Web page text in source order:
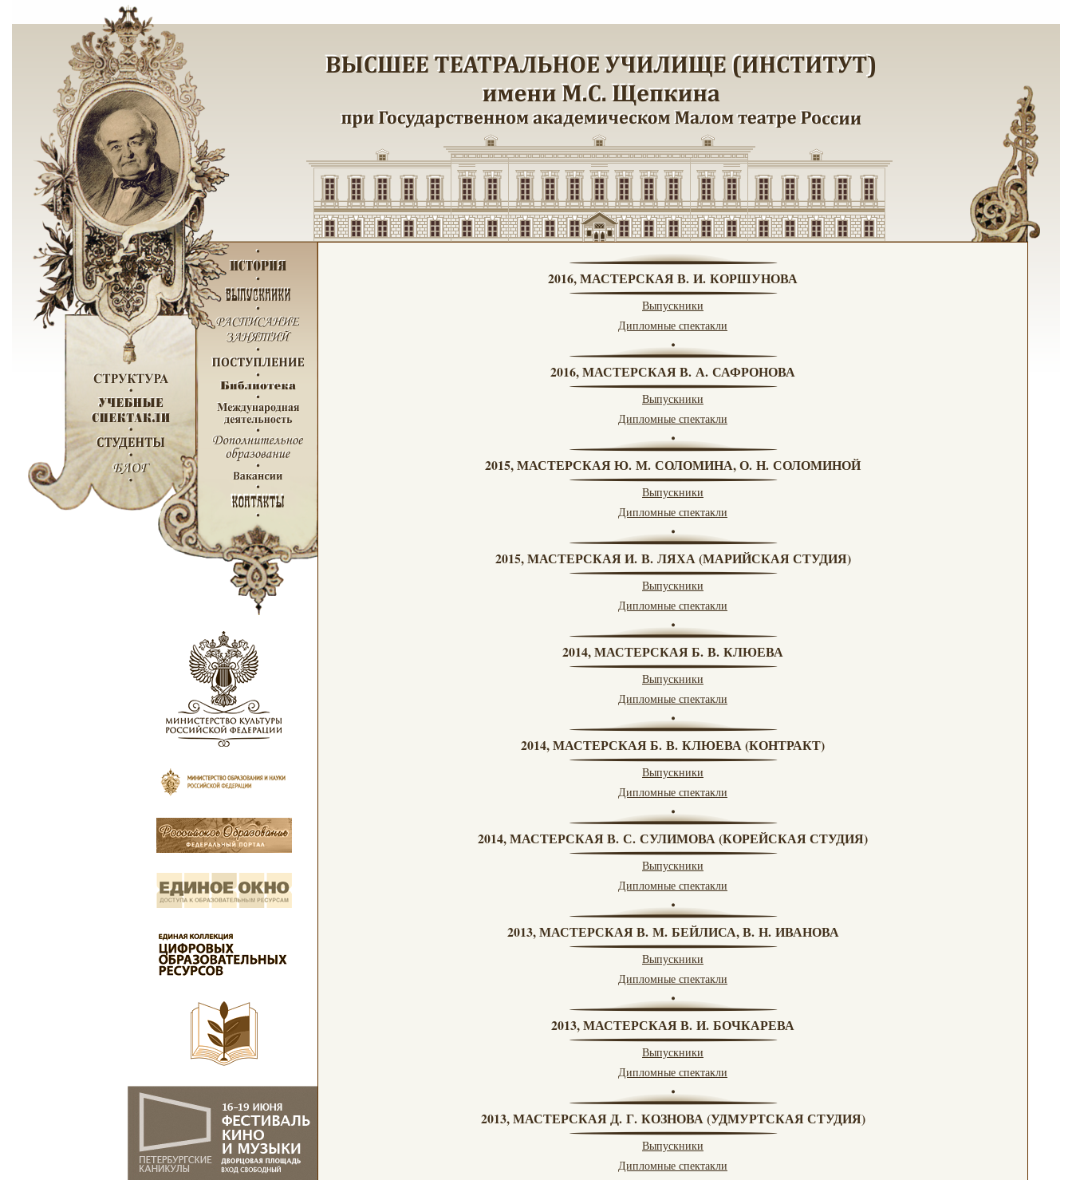
2016, МАСТЕРСКАЯ В. И. КОРШУНОВА
Выпускники
Дипломные спектакли
2016, МАСТЕРСКАЯ В. А. САФРОНОВА
Выпускники
Дипломные спектакли
2015, МАСТЕРСКАЯ Ю. М. СОЛОМИНА, О. Н. СОЛОМИНОЙ
Выпускники
Дипломные спектакли
2015, МАСТЕРСКАЯ И. В. ЛЯХА (МАРИЙСКАЯ СТУДИЯ)
Выпускники
Дипломные спектакли
2014, МАСТЕРСКАЯ Б. В. КЛЮЕВА
Выпускники
Дипломные спектакли
2014, МАСТЕРСКАЯ Б. В. КЛЮЕВА (КОНТРАКТ)
Выпускники
Дипломные спектакли
2014, МАСТЕРСКАЯ В. С. СУЛИМОВА (КОРЕЙСКАЯ СТУДИЯ)
Выпускники
Дипломные спектакли
2013, МАСТЕРСКАЯ В. М. БЕЙЛИСА, В. Н. ИВАНОВА
Выпускники
Дипломные спектакли
2013, МАСТЕРСКАЯ В. И. БОЧКАРЕВА
Выпускники
Дипломные спектакли
2013, МАСТЕРСКАЯ Д. Г. КОЗНОВА (УДМУРТСКАЯ СТУДИЯ)
Выпускники
Дипломные спектакли